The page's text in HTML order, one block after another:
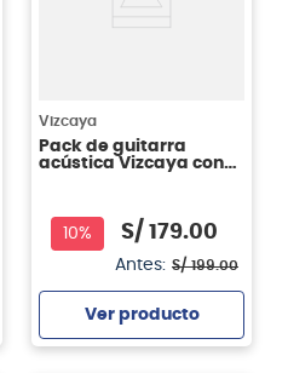
Vizcaya
Pack de guitarra
acústica Vizcaya con
10% S/ 179.00
Antes: S/ 199.00
Ver producto